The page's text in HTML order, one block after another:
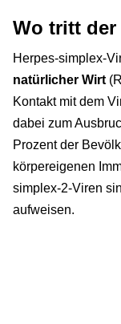
Wo tritt der
Herpes-simplex-
natürlicher Wirt
Kontakt mit dem
dabei zum
Prozent der
körpereigenen
simplex-2-Viren
aufweisen.